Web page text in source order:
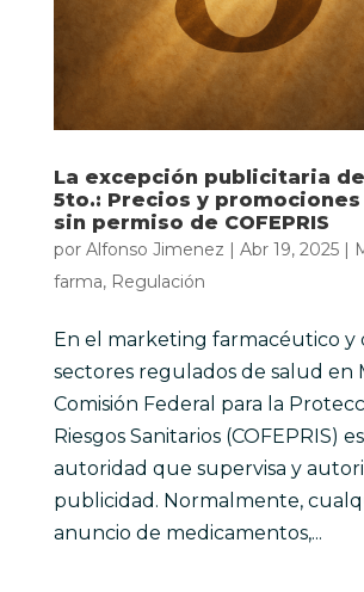
La excepción publicitaria
5to.: Precios y promociones
sin permiso de COFEPRIS
por Alfonso Jimenez | Abr 19, 2025|
farma, Regulación
En el marketing farmacéutico y
sectores regulados de salud en
Comisión Federal para la
Riesgos Sanitarios (COFEPRIS)
autoridad que supervisa y
publicidad. Normalmente,
anuncio de medicamentos,...